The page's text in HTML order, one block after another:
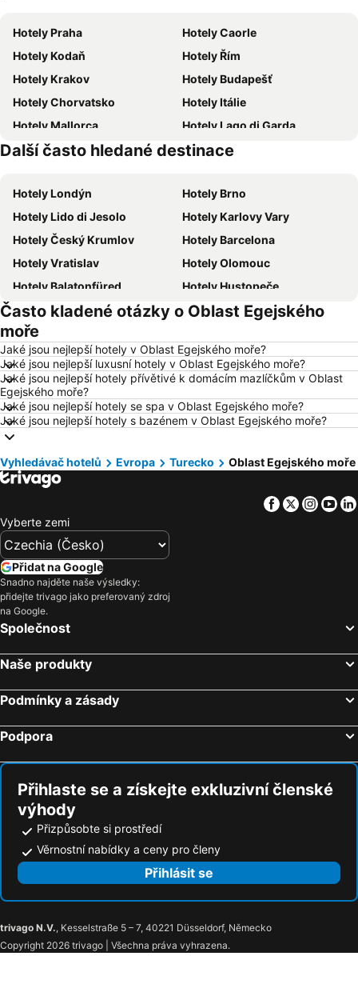
Hotely Praha
Hotely Caorle
Hotely Kodaň
Hotely Řím
Hotely Krakov
Hotely Budapešť
Hotely Chorvatsko
Hotely Itálie
Hotely Mallorca
Hotely Lago di Garda
Hotely Česká republika
Hotely Šumava
Další často hledané destinace
Hotely Londýn
Hotely Brno
Hotely Lido di Jesolo
Hotely Karlovy Vary
Hotely Český Krumlov
Hotely Barcelona
Hotely Vratislav
Hotely Olomouc
Hotely Balatonfüred
Hotely Hustopeče
Hotely Vídeň
Hotely Hurghada
Hotely Bratislava
Hotely Třeboň
Hotely Málaga
Hotely Amsterdam
Hotely Ostrava
Hotely Lignano Sabbiadoro
Hotely Vysočina
Hotely Istrie
Hotely Wolfgangsee
Hotely Rakousko
Hotely Polsko
Hotely Jeseníky
Hotely Korfu
Hotely Krkonoše
Hotely Jihočeský kraj
Hotely Rhodos
Hotely Kypr
Často kladené otázky o Oblast Egejského
moře
Jaké jsou nejlepší hotely v Oblast Egejského moře?
Jaké jsou nejlepší luxusní hotely v Oblast Egejského moře?
Jaké jsou nejlepší hotely přívětivé k domácím mazlíčkům v Oblast
Egejského moře?
Jaké jsou nejlepší hotely se spa v Oblast Egejského moře?
Jaké jsou nejlepší hotely s bazénem v Oblast Egejského moře?
Vyhledávač hotelů Evropa Turecko Oblast Egejského moře
Facebook
Twitter
Vyberte zemi
Přidat na Google
Snadno najděte naše výsledky:
přidejte trivago jako preferovaný zdroj
na Google.
Společnost
Naše produkty
Podmínky a zásady
Podpora
Přihlaste se a získejte exkluzivní členské
výhody
Přizpůsobte si prostředí
Věrnostní nabídky a ceny pro členy
Přihlásit se
trivago N.V., Kesselstraße 5 – 7, 40221 Düsseldorf, Německo
Copyright 2026 trivago | Všechna práva vyhrazena.